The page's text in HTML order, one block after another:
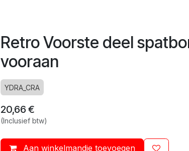
Retro Voorste deel
vooraan
YDRA_CRA
20,66 €
(Inclusief btw)
Aan winkelmandje toevoegen